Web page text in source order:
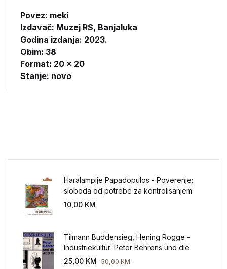
Povez: meki
Izdavač: Muzej RS, Banjaluka
Godina izdanja: 2023.
Obim: 38
Format: 20 x 20
Stanje: novo
Haralampije Papadopulos - Poverenje:
sloboda od potrebe za kontrolisanjem
sveta
10,00 KM
Tilmann Buddensieg, Hening Rogge -
Industriekultur: Peter Behrens und die
AEG 1907-1914.
25,00 KM 50,00KM